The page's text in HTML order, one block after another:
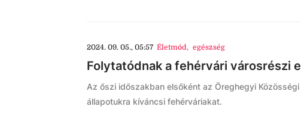
2024. 09. 05., 05:57 Életmód, egészség
Folytatódnak a fehérvári városrészi
Az őszi időszakban elsőként az Öreghegyi
állapotukra kíváncsi fehérváriakat.